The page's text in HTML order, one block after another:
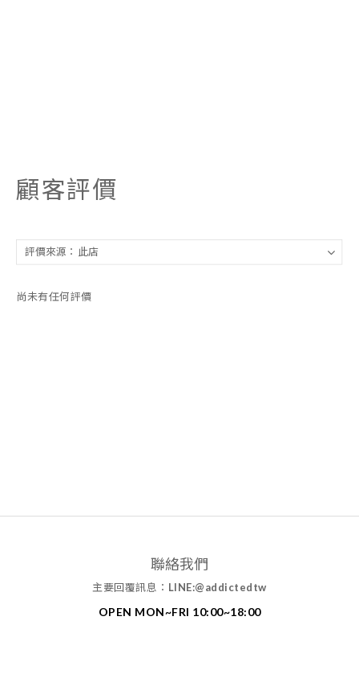
顧客評價
尚未有任何評價
聯絡我們
主要回覆訊息： LINE:@addictedtw
OPEN MON~FRI 10:00~18:00